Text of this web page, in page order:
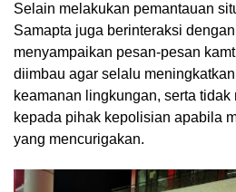
Selain melakukan pemantauan
Samapta juga berinteraksi
menyampaikan pesan-pesan
diimbau agar selalu
keamanan lingkungan, serta tidak
kepada pihak kepolisian apabila
yang mencurigakan.